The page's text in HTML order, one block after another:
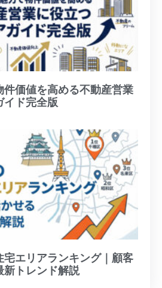
件価値を高める不動産営業
イド完全版
宅エリアランキング｜顧客
新トレンド解説